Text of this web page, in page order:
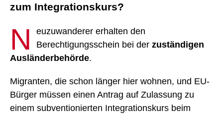
zum Integrationskurs?
N
euzuwanderer erhalten den
Berechtigungsschein bei der zuständigen
Ausländerbehörde.
Migranten, die schon länger hier wohnen, und EU-
Bürger müssen einen Antrag auf Zulassung zu
einem subventionierten Integrationskurs beim